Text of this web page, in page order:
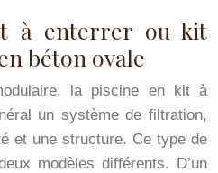
à enterrer ou kit
béton ovale
la piscine en kit à
un système de filtration,
et une structure. Ce type de
modèles différents. D’un